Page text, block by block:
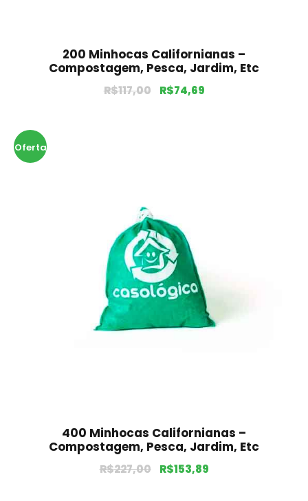
200 Minhocas Californianas –
Compostagem, Pesca, Jardim, Etc
R$117,00 R$74,69
Oferta
400 Minhocas Californianas –
Compostagem, Pesca, Jardim, Etc
R$227,00 R$153,89